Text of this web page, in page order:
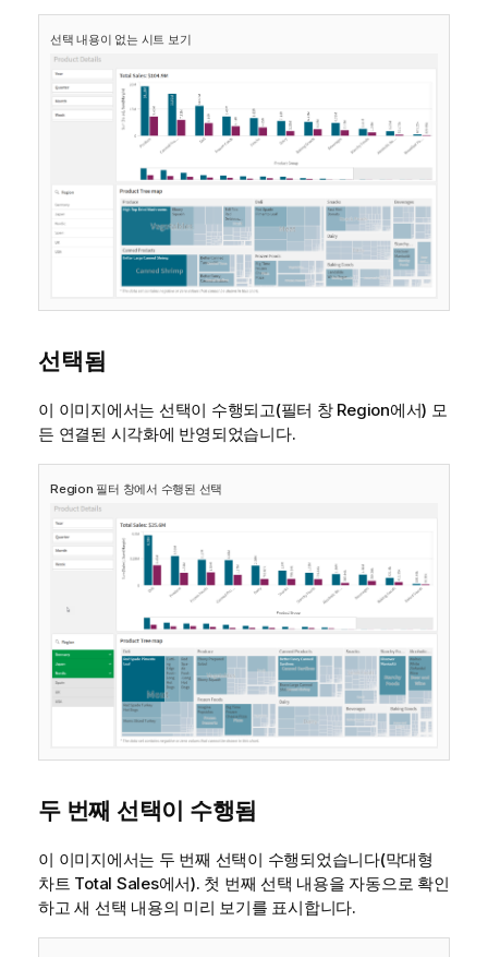
선택 내용이 없는 시트 보기
선택됨
이 이미지에서는 선택이 수행되고(필터 창 Region에서) 모
든 연결된 시각화에 반영되었습니다.
Region 필터 창에서 수행된 선택
두 번째 선택이 수행됨
이 이미지에서는 두 번째 선택이 수행되었습니다(막대형
차트 Total Sales에서). 첫 번째 선택 내용을 자동으로 확인
하고 새 선택 내용의 미리 보기를 표시합니다.